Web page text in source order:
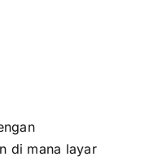
di mаnа layar